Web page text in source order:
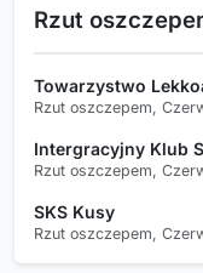
Rzut
Towarzystwo
Rzut oszczepem,
Intergracyjny Klub
Rzut oszczepem,
SKS Kusy
Rzut oszczepem,